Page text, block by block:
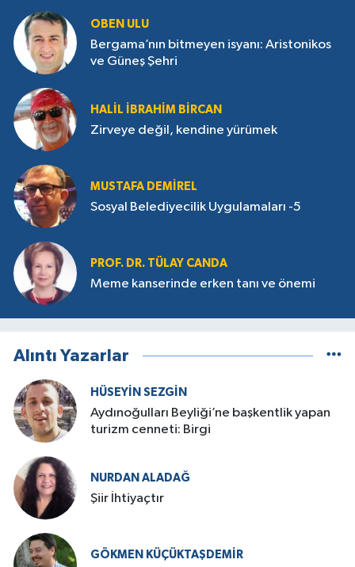
OBEN ULU
Bergama’nın bitmeyen isyanı: Aristonikos
ve Güneş Şehri
HALIL İBRAHIM BIRCAN
Zirveye değil, kendine yürümek
MUSTAFA DEMIREL
Sosyal Belediyecilik Uygulamaları -5
PROF. DR. TÜLAY CANDA
Meme kanserinde erken tanı ve önemi
Alıntı Yazarlar
HÜSEYIN SEZGIN
Aydınoğulları Beyliği’ne başkentlik yapan
turizm cenneti: Birgi
NURDAN ALADAĞ
Şiir İhtiyaçtır
GÖKMEN KÜÇÜKTAŞDEMIR